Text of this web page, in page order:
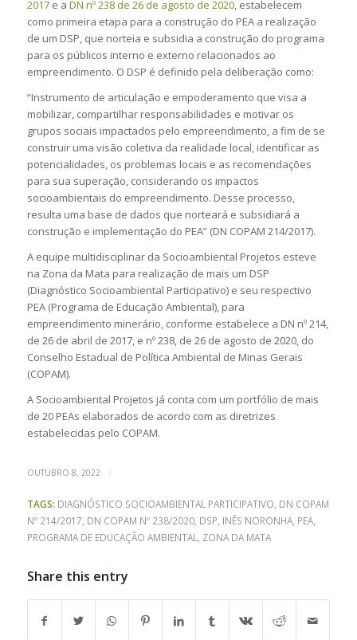
2017e a DN nº 238 de 26 de agosto de 2020, estabelecem
como primeira etapa para a construção do PEA a realização
de um DSP, que norteia e subsidia a construção do programa
para os públicos interno e externo relacionados ao
empreendimento. O DSP é definido pela deliberação como:
“Instrumento de articulação e empoderamento que visa a
mobilizar, compartilhar responsabilidades e motivar os
grupos sociais impactados pelo empreendimento, a fim de se
construir uma visão coletiva da realidade local, identificar as
potencialidades, os problemas locais e as recomendações
para sua superação, considerando os impactos
socioambientais do empreendimento. Desse processo,
resulta uma base de dados que norteará e subsidiará a
construção e implementação do PEA” (DN COPAM 214/2017).
A equipe multidisciplinar da Socioambiental Projetos esteve
na Zona da Mata para realização de mais um DSP
(Diagnóstico Socioambiental Participativo) e seu respectivo
PEA (Programa de Educação Ambiental), para
empreendimento minerário, conforme estabelece a DN nº 214,
de 26 de abril de 2017, e nº 238, de 26 de agosto de 2020, do
Conselho Estadual de Política Ambiental de Minas Gerais
(COPAM).
A Socioambiental Projetos já conta com um portfólio de mais
de 20 PEAs elaborados de acordo com as diretrizes
estabelecidas pelo COPAM.
OUTUBRO 8, 2022 /
TAGS: DIAGNÓSTICO SOCIOAMBIENTAL PARTICIPATIVO DN COPAM
Nº 214/2017 DN COPAM Nº 238/2020, DSP INÊS NORONHA, PEA,
PROGRAMA DE EDUCAÇÃO AMBIENTAL
ZONA DA MATA
Share this entry